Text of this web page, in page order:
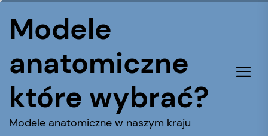
theModele
anatomiczne
które wybrać?
Modele anatomiczne w naszym kraju